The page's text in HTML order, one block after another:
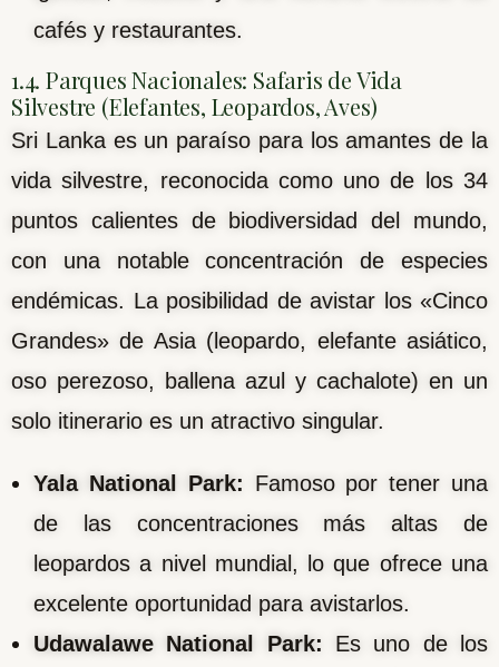
cafés y restaurantes.
1.4. Parques Nacionales: Safaris de Vida
Silvestre (Elefantes, Leopardos, Aves)
Sri Lanka es un paraíso para los amantes de la
vida silvestre, reconocida como uno de los 34
puntos calientes de biodiversidad del mundo,
con una notable concentración de especies
endémicas. La posibilidad de avistar los «Cinco
Grandes» de Asia (leopardo, elefante asiático,
oso perezoso, ballena azul y cachalote) en un
solo itinerario es un atractivo singular.
Yala National Park: Famoso por tener una
de las concentraciones más altas de
leopardos a nivel mundial, lo que ofrece una
excelente oportunidad para avistarlos.
Udawalawe National Park: Es uno de los